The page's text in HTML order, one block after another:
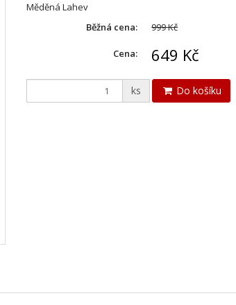
Měděná Lahev
Běžná cena:
999 Kč
Cena: 649 Kč
ks Do košíku